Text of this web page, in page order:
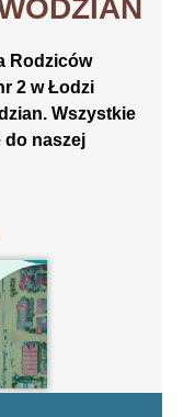
Rodziców
2 w Łodzi
Wszystkie
do naszej